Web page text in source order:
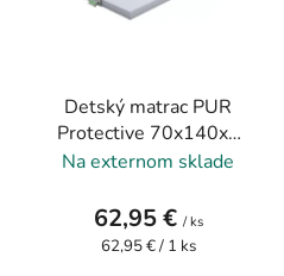
Detský matrac PUR
Protective 70x140x8
cm
Na externom sklade
62,95 € / ks
Jednotková
62,95 € / 1 ks